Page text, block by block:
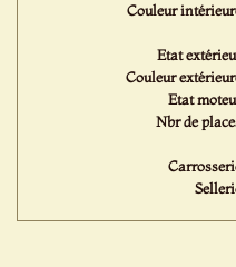
Couleur
Etat
Couleur
Etat
Nbr de